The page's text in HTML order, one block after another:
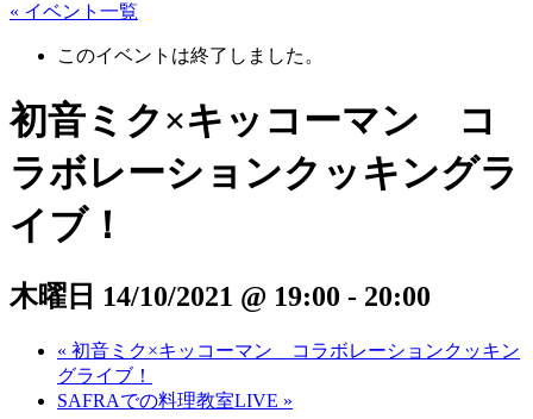
« イベント一覧
このイベントは終了しました。
初音ミク×キッコーマン コ
ラボレーションクッキングラ
イブ！
木曜日 14/10/2021 @ 19:00 - 20:00
« 初音ミク×キッコーマン コラボレーションクッキン
グライブ！
SAFRAでの料理教室LIVE »